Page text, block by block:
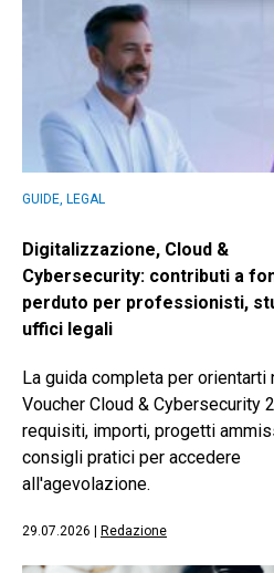
GUIDE, LEGAL
Digitalizzazione, Cloud &
Cybersecurity: contributi a
perduto per professionisti,
uffici legali
La guida completa per orientarti
Voucher Cloud & Cybersecurity
requisiti, importi, progetti
consigli pratici per accedere
all'agevolazione.
29.07.2026 Redazione